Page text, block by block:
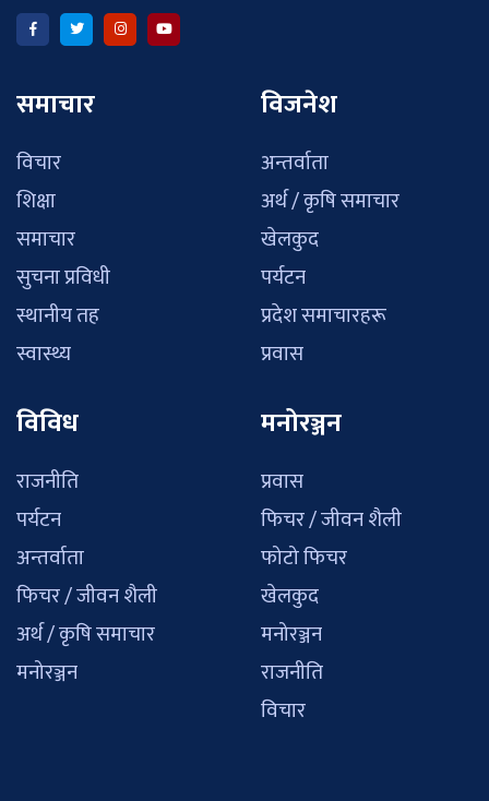
समाचार
विचार
शिक्षा
समाचार
सुचना प्रविधी
स्थानीय तह
स्वास्थ्य
विजनेश
अन्तर्वाता
अर्थ / कृषि समाचार
खेलकुद
पर्यटन
प्रदेश समाचारहरू
प्रवास
विविध
राजनीति
पर्यटन
अन्तर्वाता
फिचर / जीवन शैली
अर्थ / कृषि समाचार
मनोरञ्जन
मनोरञ्जन
प्रवास
फिचर / जीवन शैली
फोटो फिचर
खेलकुद
मनोरञ्जन
राजनीति
विचार